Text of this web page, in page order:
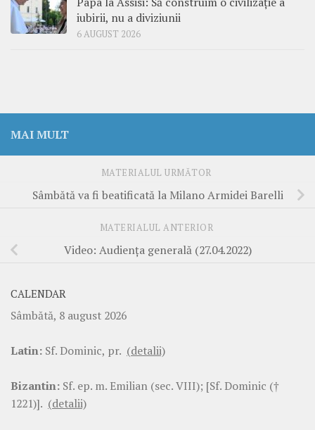
iubirii, nu a diviziunii
6 AUGUST 2026
MAI MULT
MATERIALUL URMĂTOR
Sâmbătă va fi beatificată la Milano Armidei Barelli
MATERIALUL ANTERIOR
Video: Audiența generală (27.04.2022)
CALENDAR
Sâmbătă, 8 august 2026
Latin: Sf. Dominic, pr. (detalii)
Bizantin: Sf. ep. m. Emilian (sec. VIII); [Sf. Dominic (†
1221)]. (detalii)